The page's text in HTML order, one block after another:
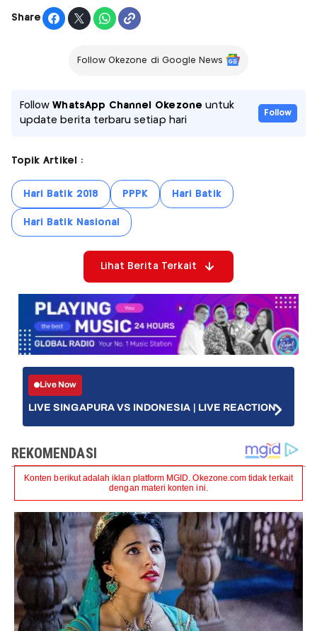
Share
Follow Okezone di Google News
FollowWhatsApp Channel Okezone untuk
update berita terbaru setiap hari
Follow
Topik Artikel :
Hari Batik 2018 PPPK Hari Batik
Hari Batik Nasional
Lihat Berita Terkait
Live Now
LIVE SINGAPURA VS INDONESIA | LIVE REACTION